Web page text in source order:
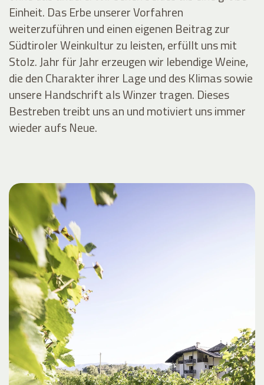
Einheit. Das Erbe unserer Vorfahren
weiterzuführen und einen eigenen Beitrag zur
Südtiroler Weinkultur zu leisten, erfüllt uns mit
Stolz. Jahr für Jahr erzeugen wir lebendige Weine,
die den Charakter ihrer Lage und des Klimas sowie
unsere Handschrift als Winzer tragen. Dieses
Bestreben treibt uns an und motiviert uns immer
wieder aufs Neue.